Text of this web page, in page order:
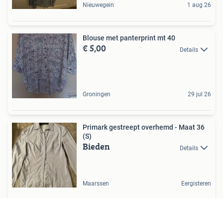
Nieuwegein 1 aug 26
Blouse met panterprint mt 40
€ 5,00 Details
Groningen 29 jul 26
Primark gestreept overhemd - Maat 36
(S)
Bieden Details
Maarssen Eergisteren